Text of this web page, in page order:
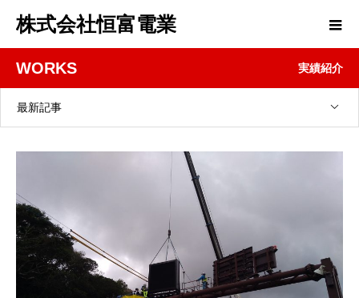
株式会社恒富電業
WORKS 実績紹介
最新記事